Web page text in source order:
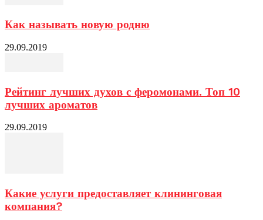
Как называть новую родню
29.09.2019
Рейтинг лучших духов с феромонами. Топ 10
лучших ароматов
29.09.2019
Какие услуги предоставляет клининговая
компания?